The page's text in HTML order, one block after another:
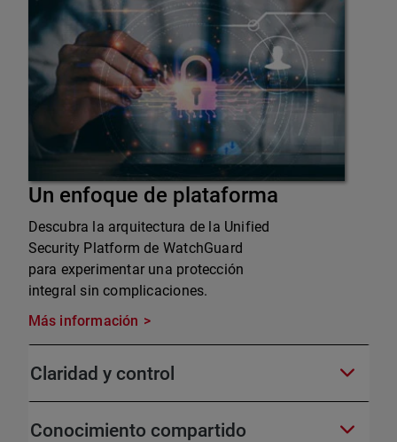
Un enfoque de plataforma
Descubra la arquitectura de la Unified
Security Platform de WatchGuard
para experimentar una protección
integral sin complicaciones.
Más información
Claridad y control
Conocimiento compartido